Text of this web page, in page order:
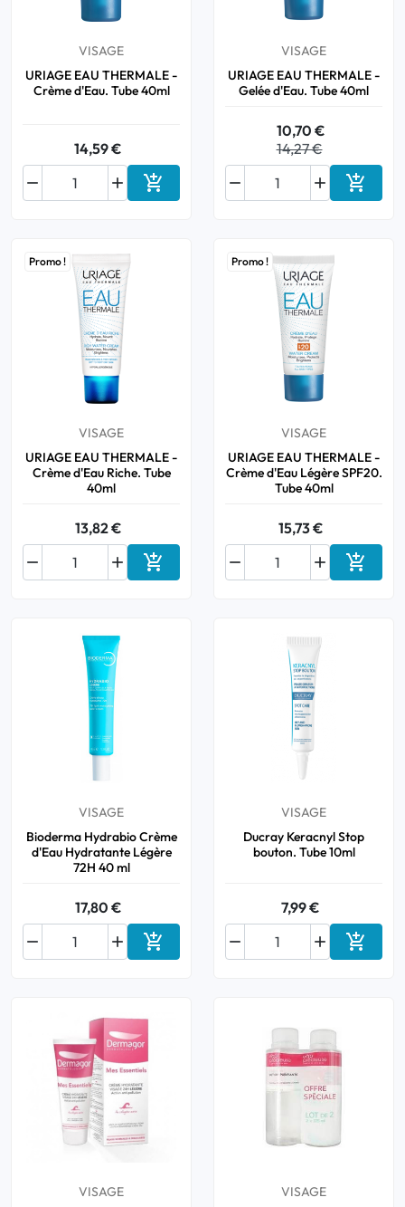
VISAGE
URIAGE EAU THERMALE -
Crème d'Eau. Tube 40ml
14,59 €

 Ajouter au panier
VISAGE
URIAGE EAU THERMALE -
Gelée d'Eau. Tube 40ml
10,70 €
14,27 €

 
Promo !
VISAGE
URIAGE EAU THERMALE -
Crème d'Eau Riche. Tube
40ml
13,82 €

 Ajouter au panier
Promo !
VISAGE
URIAGE EAU THERMALE -
Crème d'Eau Légère SPF20.
Tube 40ml
15,73 €

 
VISAGE
Bioderma Hydrabio Crème
d'Eau Hydratante Légère
72H 40 ml
17,80 €

 Ajouter au panier
VISAGE
Ducray Keracnyl Stop
bouton. Tube 10ml
7,99 €

 
VISAGE
VISAGE